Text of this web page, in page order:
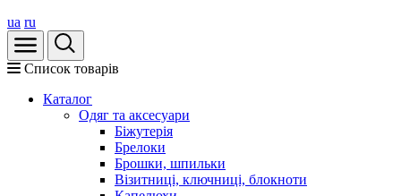
ua ru
Список товарів
Каталог
Oдяг та аксесуари
Біжутерія
Брелоки
Брошки, шпильки
Візитниці, ключниці, блокноти